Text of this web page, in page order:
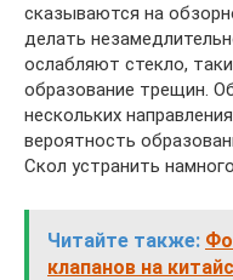
сказываются на
делать
ослабляют стекло,
образование трещин.
нескольких
вероятность
Скол устранить
Читайте также:
клапанов на